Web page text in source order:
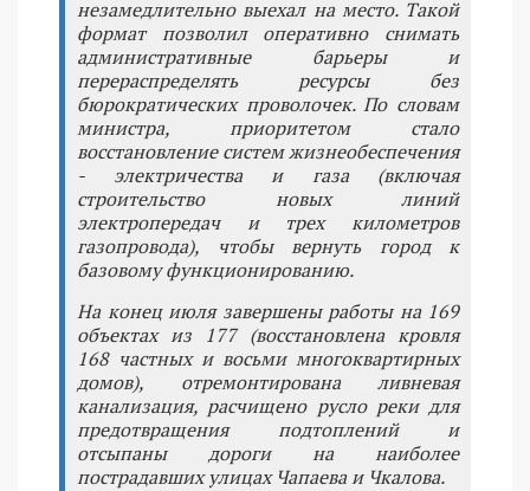
незамедлительно выехал на место. Такой
формат позволил оперативно снимать
административные барьеры и
перераспределять ресурсы без
бюрократических проволочек. По словам
министра, приоритетом стало
восстановление систем жизнеобеспечения
- электричества и газа (включая
строительство новых линий
электропередач и трех километров
газопровода), чтобы вернуть город к
базовому функционированию.
На конец июля завершены работы на 169
объектах из 177 (восстановлена кровля
168 частных и восьми многоквартирных
домов), отремонтирована ливневая
канализация, расчищено русло реки для
предотвращения подтоплений и
отсыпаны дороги на наиболее
пострадавших улицах Чапаева и Чкалова.